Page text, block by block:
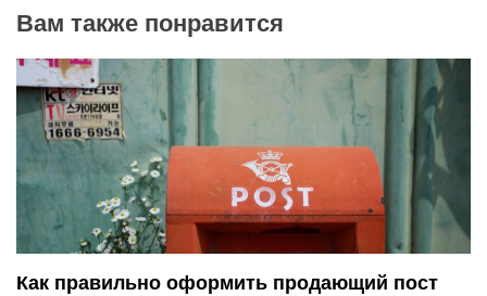
а
ц
и
я
п
Вам также понравится
Как правильно оформить продающий пост